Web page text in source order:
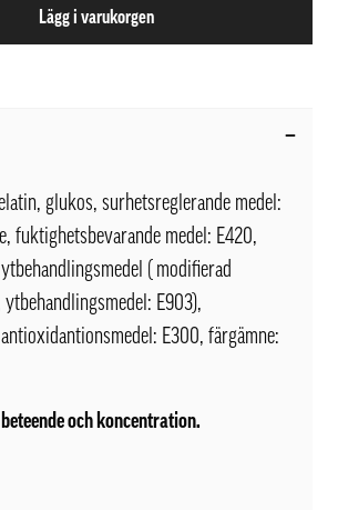
Lägg i varukorgen
glukos, surhetsreglerande medel:
fuktighetsbevarande medel: E420,
( modifierad
E903),
E300, färgämne:
och koncentration.